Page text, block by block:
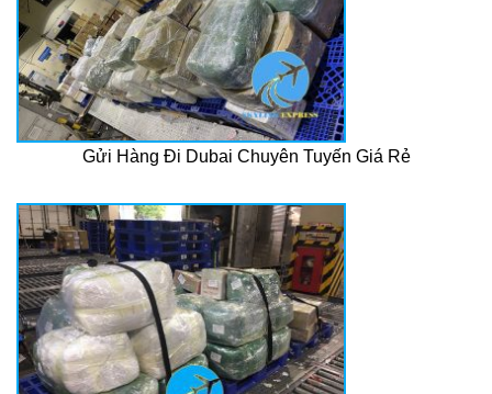
Gửi Hàng Đi Dubai Chuyên Tuyến Giá Rẻ